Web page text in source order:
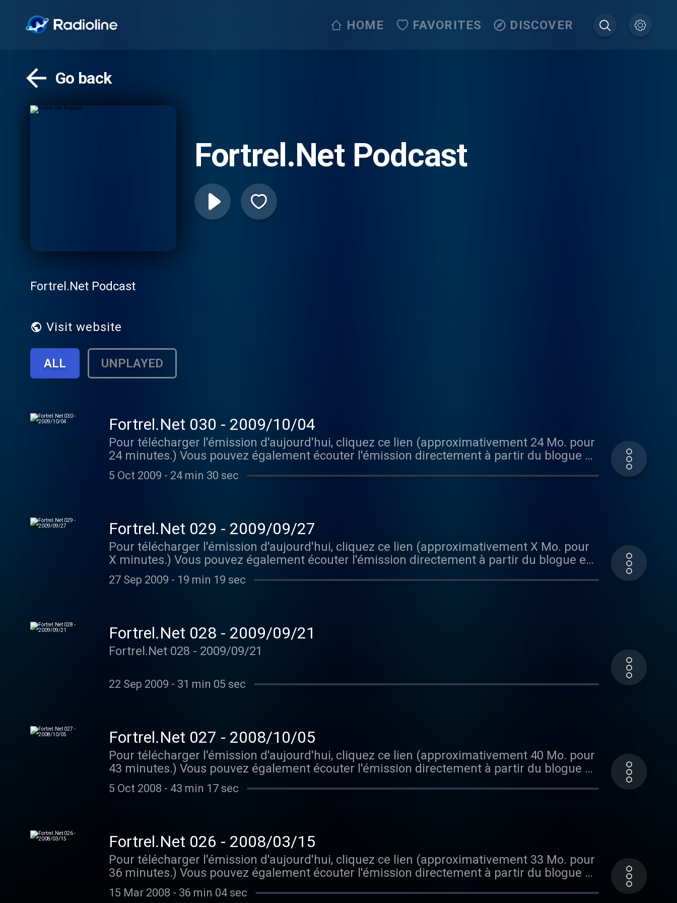
HOME FAVORITES DISCOVER
Go back
Fortrel.Net Podcast
Fortrel.Net Podcast
Visit website
ALL UNPLAYED
Fortrel.Net 030 - 2009/10/04
Pour télécharger l'émission d'aujourd'hui, cliquez ce lien (approximativement 24 Mo. pour
24 minutes.) Vous pouvez également écouter l'émission directement à partir du blogue en
utilisant ce petit lecteur intégré. Est-ce que ça pourrait être plus facile?
5 Oct 2009 - 24 min 30 sec
Fortrel.Net 029 - 2009/09/27
Pour télécharger l'émission d'aujourd'hui, cliquez ce lien (approximativement X Mo. pour
X minutes.) Vous pouvez également écouter l'émission directement à partir du blogue en
utilisant ce petit lecteur intégré. Est-ce que ça pourrait être plus facile?
27 Sep 2009 - 19 min 19 sec
Fortrel.Net 028 - 2009/09/21
Fortrel.Net 028 - 2009/09/21
22 Sep 2009 - 31 min 05 sec
Fortrel.Net 027 - 2008/10/05
Pour télécharger l'émission d'aujourd'hui, cliquez ce lien (approximativement 40 Mo. pour
43 minutes.) Vous pouvez également écouter l'émission directement à partir du blogue en
utilisant ce petit lecteur intégré. Est-ce que ça pourrait être plus facile?
5 Oct 2008 - 43 min 17 sec
Fortrel.Net 026 - 2008/03/15
Pour télécharger l'émission d'aujourd'hui, cliquez ce lien (approximativement 33 Mo. pour
36 minutes.) Vous pouvez également écouter l'émission directement à partir du blogue en
utilisant ce petit lecteur intégré. Est-ce que ça pourrait être plus facile?
15 Mar 2008 - 36 min 04 sec